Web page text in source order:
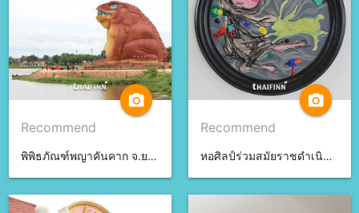
camera_alt
Recommend
พิพิธภัณฑ์พญาคันคาก จ.ยโสธร
camera_alt
Recommend
หอศิลป์ร่วมสมัยราชดำเนิน จ.กรุงเทพมหานคร